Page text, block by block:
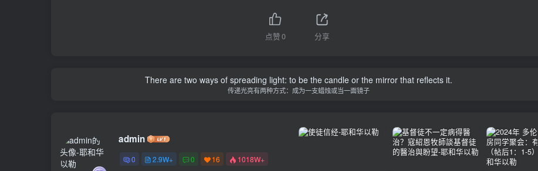
点赞0 分享
There are two ways of spreading light: to be the candle or the mirror that reflects it.
传递光亮有两种方式：成为一支蜡烛或当一面镜子
admin
0 2.9W+ 0 16 1018W+